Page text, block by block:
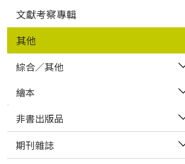
文獻考察專輯
其他
綜合／其他
繪本
非書出版品
期刊雜誌